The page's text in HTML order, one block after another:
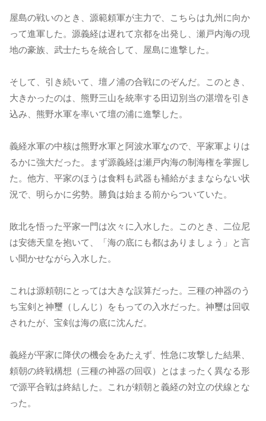
屋島の戦いのとき、源範頼軍が主力で、こちらは九州に向か
って進軍した。源義経は遅れて京都を出発し、瀬戸内海の現
地の豪族、武士たちを統合して、屋島に進撃した。
そして、引き続いて、壇ノ浦の合戦にのぞんだ。このとき、
大きかったのは、熊野三山を統率する田辺別当の湛増を引き
込み、熊野水軍を率いて壇の浦に進撃した。
義経水軍の中核は熊野水軍と阿波水軍なので、平家軍よりは
るかに強大だった。まず源義経は瀬戸内海の制海権を掌握し
た。他方、平家のほうは食料も武器も補給がままならない状
況で、明らかに劣勢。勝負は始まる前からついていた。
敗北を悟った平家一門は次々に入水した。このとき、二位尼
は安徳天皇を抱いて、「海の底にも都はありましょう」と言
い聞かせながら入水した。
これは源頼朝にとっては大きな誤算だった。三種の神器のう
ち宝剣と神璽（しんじ）をもっての入水だった。神璽は回収
されたが、宝剣は海の底に沈んだ。
義経が平家に降伏の機会をあたえず、性急に攻撃した結果、
頼朝の終戦構想（三種の神器の回収）とはまったく異なる形
で源平合戦は終結した。これが頼朝と義経の対立の伏線とな
った。